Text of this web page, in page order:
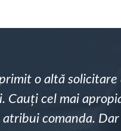
și monitorizarea rutei
automată a șoferului
o altă
Cauți cel mai
comanda.